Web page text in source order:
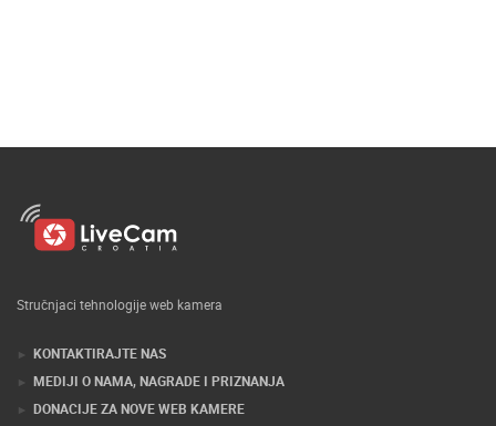
Stručnjaci tehnologije web kamera
KONTAKTIRAJTE NAS
MEDIJI O NAMA, NAGRADE I PRIZNANJA
DONACIJE ZA NOVE WEB KAMERE